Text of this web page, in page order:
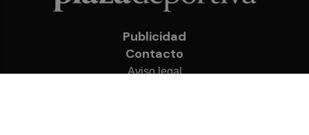
Publicidad
Contacto
Aviso legal